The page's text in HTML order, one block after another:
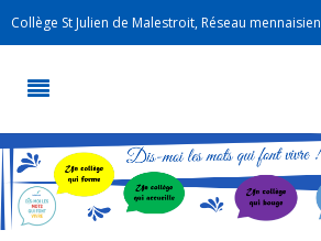
Collège St Julien de Malestroit, Réseau mennaisien